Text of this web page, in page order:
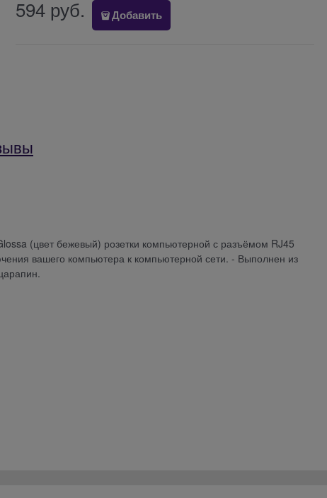
594 руб. Добавить
(цвет бежевый) розетки компьютерной с разъёмом RJ45
вашего компьютера к компьютерной сети. - Выполнен из